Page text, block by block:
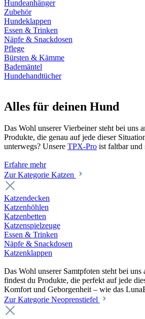
Hundeanhänger
Zubehör
Hundeklappen
Essen & Trinken
Näpfe & Snackdosen
Pflege
Bürsten & Kämme
Bademäntel
Hundehandtücher
Alles für deinen Hund
Das Wohl unserer Vierbeiner steht bei uns
Produkte, die genau auf jede dieser
unterwegs? Unsere TPX-Pro ist faltbar und
Erfahre mehr
Zur Kategorie Katzen
Katzendecken
Katzenhöhlen
Katzenbetten
Katzenspielzeuge
Essen & Trinken
Näpfe & Snackdosen
Katzenklappen
Das Wohl unserer Samtpfoten steht bei
findest du Produkte, die perfekt auf jede
Komfort und Geborgenheit – wie das
Zur Kategorie Neoprenstiefel